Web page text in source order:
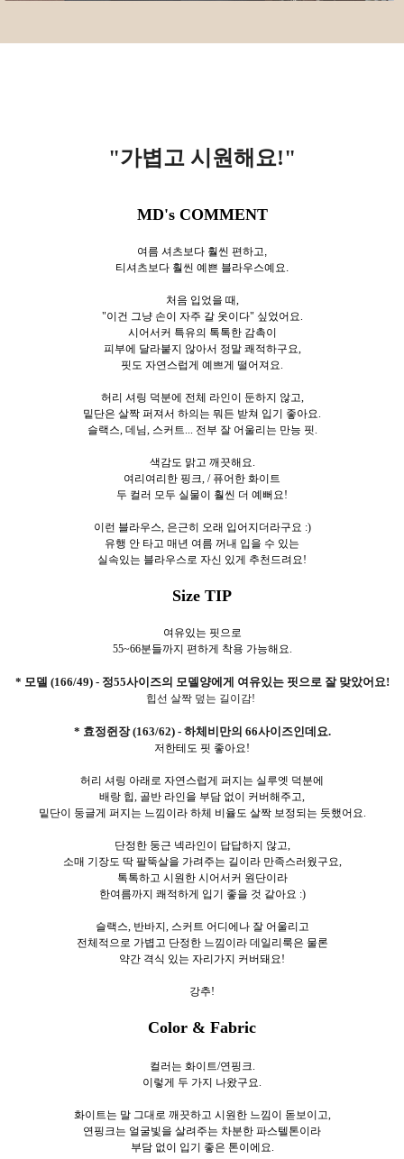
"가볍고 시원해요!"
MD's COMMENT
여름 셔츠보다 훨씬 편하고,
티셔츠보다 훨씬 예쁜 블라우스예요.
처음 입었을 때,
"이건 그냥 손이 자주 갈 옷이다" 싶었어요.
시어서커 특유의 톡톡한 감촉이
피부에 달라붙지 않아서 정말 쾌적하구요,
핏도 자연스럽게 예쁘게 떨어져요.
허리 셔링 덕분에 전체 라인이 둔하지 않고,
밑단은 살짝 퍼져서 하의는 뭐든 받쳐 입기 좋아요.
슬랙스, 데님, 스커트... 전부 잘 어울리는 만능 핏.
색감도 맑고 깨끗해요.
여리여리한 핑크, / 퓨어한 화이트
두 컬러 모두 실물이 훨씬 더 예뻐요!
이런 블라우스, 은근히 오래 입어지더라구요 :)
유행 안 타고 매년 여름 꺼내 입을 수 있는
실속있는 블라우스로 자신 있게 추천드려요!
Size TIP
여유있는 핏으로
55~66분들까지 편하게 착용 가능해요.
* 모델 (166/49) - 정55사이즈의 모델양에게 여유있는 핏으로 잘 맞았어요!
힙선 살짝 덮는 길이감!
* 효정쥔장 (163/62) - 하체비만의 66사이즈인데요.
저한테도 핏 좋아요!
허리 셔링 아래로 자연스럽게 퍼지는 실루엣 덕분에
배랑 힙, 골반 라인을 부담 없이 커버해주고,
밑단이 둥글게 퍼지는 느낌이라 하체 비율도 살짝 보정되는 듯했어요.
단정한 둥근 넥라인이 답답하지 않고,
소매 기장도 딱 팔뚝살을 가려주는 길이라 만족스러웠구요,
톡톡하고 시원한 시어서커 원단이라
한여름까지 쾌적하게 입기 좋을 것 같아요 :)
슬랙스, 반바지, 스커트 어디에나 잘 어울리고
전체적으로 가볍고 단정한 느낌이라 데일리룩은 물론
약간 격식 있는 자리가지 커버돼요!
강추!
Color & Fabric
컬러는 화이트/연핑크.
이렇게 두 가지 나왔구요.
화이트는 말 그대로 깨끗하고 시원한 느낌이 돋보이고,
연핑크는 얼굴빛을 살려주는 차분한 파스텔톤이라
부담 없이 입기 좋은 톤이에요.